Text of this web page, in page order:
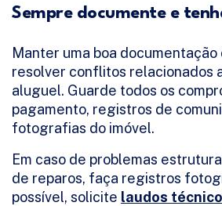
Sempre documente e
Manter uma boa documentação
resolver conflitos relacionados
aluguel. Guarde todos os
pagamento, registros de
fotografias do imóvel.
Em caso de problemas
de reparos, faça registros
possível, solicite laudos